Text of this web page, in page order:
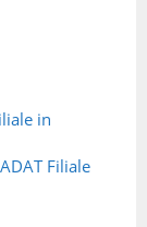
in
Filiale